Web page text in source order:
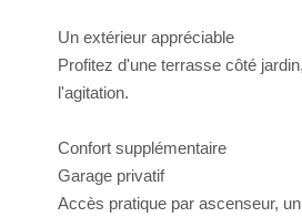
Un extérieur appréciable
Profitez d'une terrasse côté
l'agitation.
Confort supplémentaire
Garage privatif
Accès pratique par ascenseur,